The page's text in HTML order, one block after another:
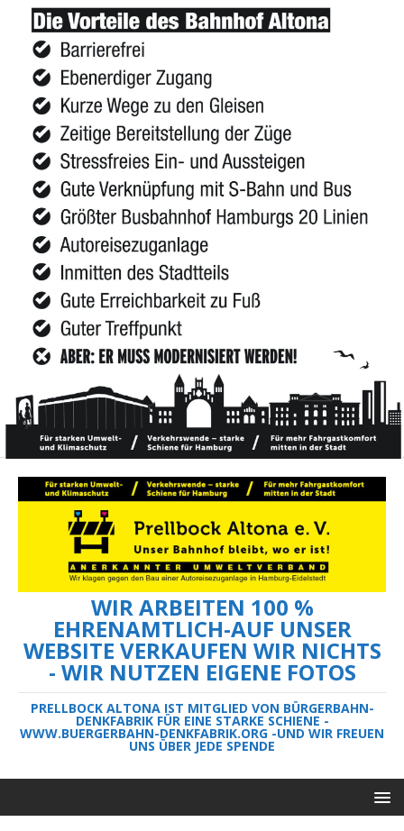
WIR ARBEITEN 100 %
EHRENAMTLICH-AUF UNSER
WEBSITE VERKAUFEN WIR NICHTS
- WIR NUTZEN EIGENE FOTOS
PRELLBOCK ALTONA IST MITGLIED VON BÜRGERBAHN-
DENKFABRIK FÜR EINE STARKE SCHIENE -
WWW.BUERGERBAHN-DENKFABRIK.ORG -UND WIR FREUEN
UNS ÜBER JEDE SPENDE